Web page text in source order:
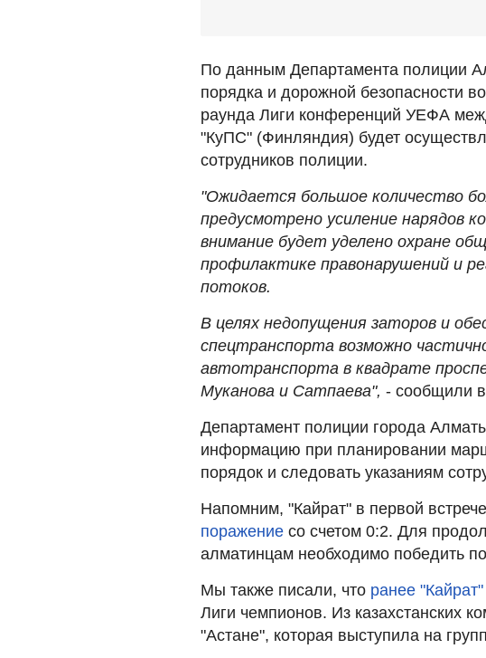
По данным Департамента полиции
порядка и дорожной безопасности
раунда Лиги конференций УЕФА
"КуПС" (Финляндия) будет
сотрудников полиции.
"Ожидается большое количество
предусмотрено усиление нарядов
внимание будет уделено охране
профилактике правонарушений и
потоков.
В целях недопущения заторов и
спецтранспорта возможно
автотранспорта в квадрате
Муканова и Сатпаева", - сообщили
Департамент полиции города
информацию при планировании
порядок и следовать указаниям
Напомним, "Кайрат" в первой
поражение со счетом 0:2. Для
алматинцам необходимо победить
Мы также писали, что ранее
Лиги чемпионов. Из казахстанских
"Астане", которая выступила на